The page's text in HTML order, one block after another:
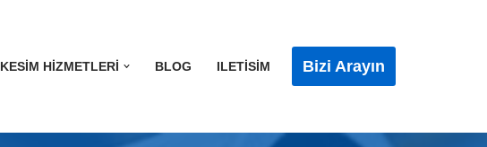
KESIM HIZMETLERI BLOG ILETISIM Bizi Arayın